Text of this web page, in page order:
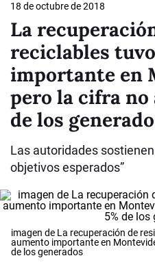
18 de octubre de 2018
La
reciclables
importante en
pero la cifra no
de los
Las autoridades
objetivos esperados”
imagen de La recuperación de
aumento importante en
de los generados